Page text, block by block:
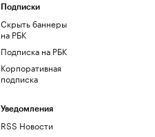
Подписки
Скрыть баннеры
на РБК
Подписка на РБК
Корпоративная
подписка
Уведомления
RSS Новости